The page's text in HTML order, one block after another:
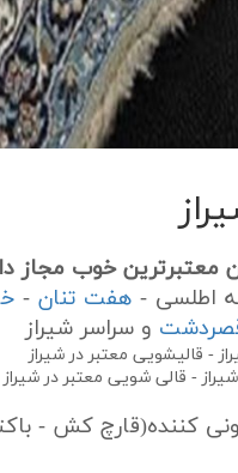
خوب مجاز
اطلسی - هفت تنان -
و سراسر شیراز
- قالیشویی معتبر در شیراز
- قالی شویی معتبر در شیراز
کننده(قارچ کش